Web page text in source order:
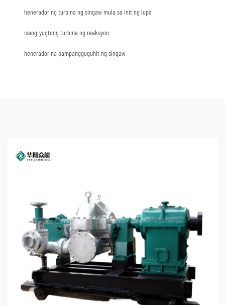
henerador ng turbina ng singaw mula sa init ng lupa
isang-yugtong turbina ng reaksyon
henerador na pampangguguhit ng singaw